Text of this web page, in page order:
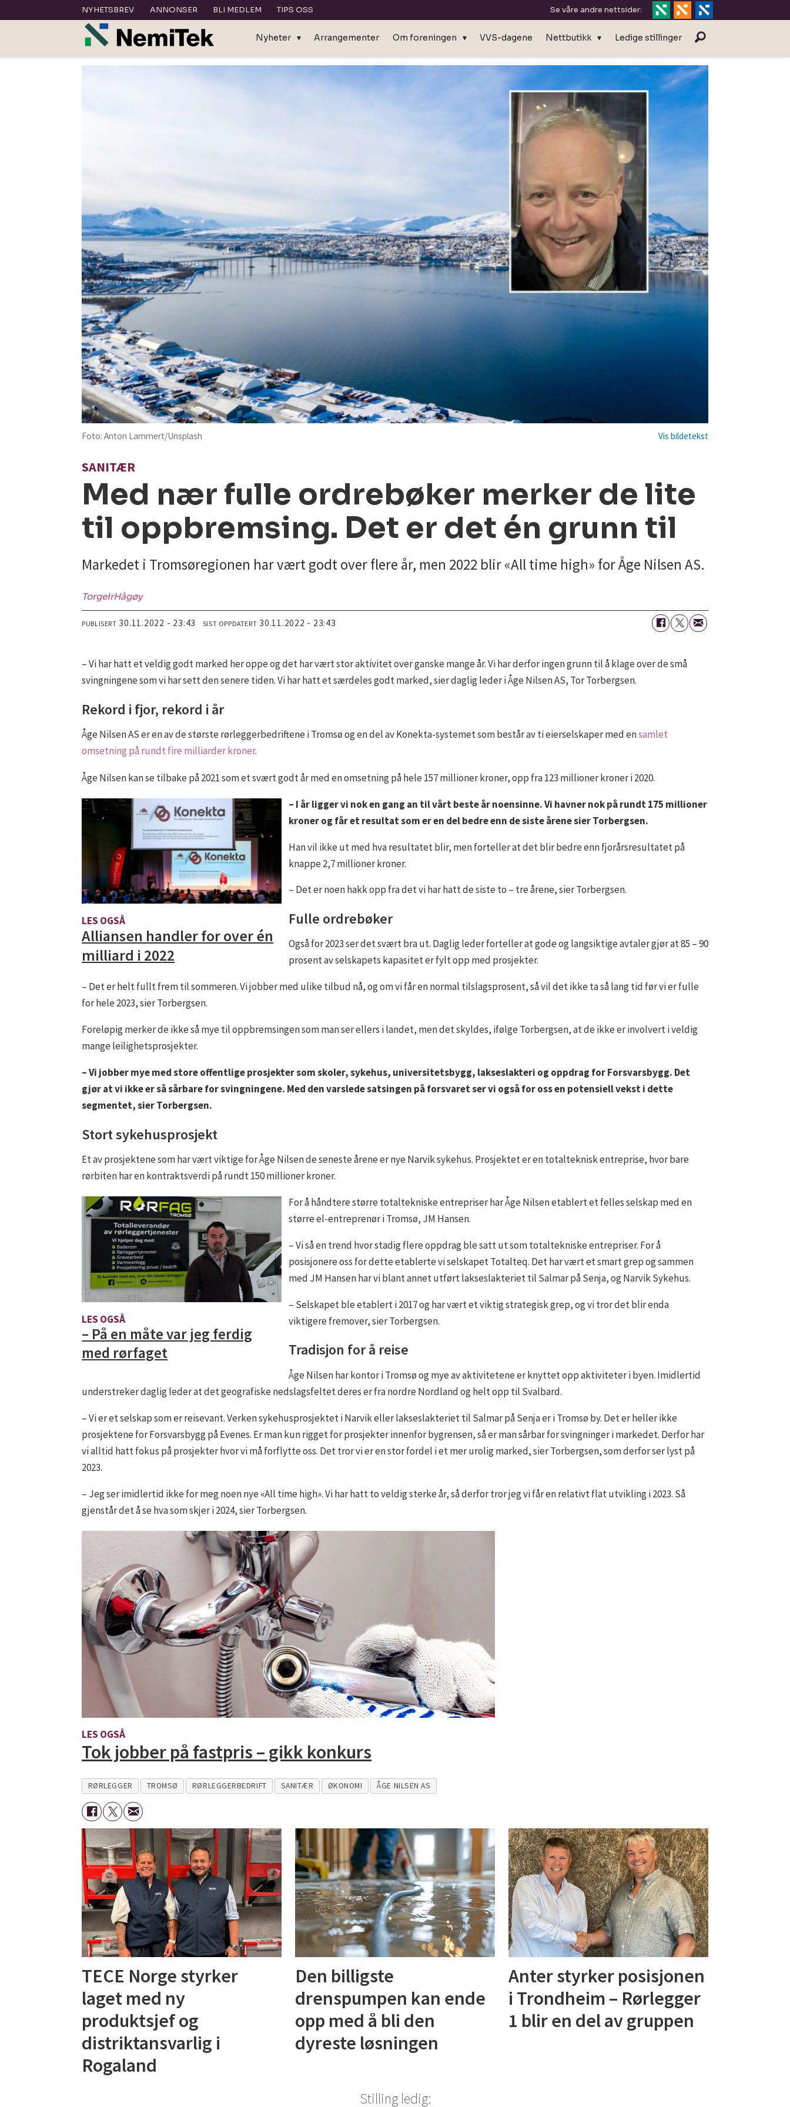
NYHETSBREV ANNONSER BLI MEDLEM TIPS OSS Se våre andre nettsider:
Nyheter Arrangementer Om foreningen VVS-dagene Nettbutikk Ledige stillinger
Foto: Anton Lammert/Unsplash
SANITÆR
Med nær fulle ordrebøker merker de lite
til oppbremsing. Det er det én grunn til
Markedet i Tromsøregionen har vært godt over flere år, men 2022 blir «All time high» for Åge Nilsen AS.
TorgeirHågøy
PUBLISERT 30.11.2022 - 23:43 SIST OPPDATERT 30.11.2022 - 23:43
– Vi har hatt et veldig godt marked her oppe og det har vært stor aktivitet over ganske mange år. Vi har derfor ingen grunn til å klage over de små
svingningene som vi har sett den senere tiden. Vi har hatt et særdeles godt marked, sier daglig leder i Åge Nilsen AS, Tor Torbergsen.
Rekord i fjor, rekord i år
Åge Nilsen AS er en av de største rørleggerbedriftene i Tromsø og en del av Konekta-systemet som består av ti eierselskaper med ensamlet
omsetning på rundt fire milliarder kroner.
Åge Nilsen kan se tilbake på 2021 som et svært godt år med en omsetning på hele 157 millioner kroner, opp fra 123 millioner kroner i 2020.
LES OGSÅ
Alliansen handler for over én
milliard i 2022
– I år ligger vi nok en gang an til vårt beste år noensinne. Vi havner nok på rundt 175 millioner
kroner og får et resultat som er en del bedre enn de siste årene sier Torbergsen.
Han vil ikke ut med hva resultatet blir, men forteller at det blir bedre enn fjorårsresultatet på
knappe 2,7 millioner kroner.
– Det er noen hakk opp fra det vi har hatt de siste to – tre årene, sier Torbergsen.
Fulle ordrebøker
Også for 2023 ser det svært bra ut. Daglig leder forteller at gode og langsiktige avtaler gjør at 85 – 90
prosent av selskapets kapasitet er fylt opp med prosjekter.
– Det er helt fullt frem til sommeren. Vi jobber med ulike tilbud nå, og om vi får en normal tilslagsprosent, så vil det ikke ta så lang tid før vi er fulle
for hele 2023, sier Torbergsen.
Foreløpig merker de ikke så mye til oppbremsingen som man ser ellers i landet, men det skyldes, ifølge Torbergsen, at de ikke er involvert i veldig
mange leilighetsprosjekter.
– Vi jobber mye med store offentlige prosjekter som skoler, sykehus, universitetsbygg, lakseslakteri og oppdrag for Forsvarsbygg. Det
gjør at vi ikke er så sårbare for svingningene. Med den varslede satsingen på forsvaret ser vi også for oss en potensiell vekst i dette
segmentet, sier Torbergsen.
Stort sykehusprosjekt
Et av prosjektene som har vært viktige for Åge Nilsen de seneste årene er nye Narvik sykehus. Prosjektet er en totalteknisk entreprise, hvor bare
rørbiten har en kontraktsverdi på rundt 150 millioner kroner.
LES OGSÅ
– På en måte var jeg ferdig
med rørfaget
For å håndtere større totaltekniske entrepriser har Åge Nilsen etablert et felles selskap med en
større el-entreprenør i Tromsø, JM Hansen.
– Vi så en trend hvor stadig flere oppdrag ble satt ut som totaltekniske entrepriser. For å
posisjonere oss for dette etablerte vi selskapet Totalteq. Det har vært et smart grep og sammen
med JM Hansen har vi blant annet utført lakseslakteriet til Salmar på Senja, og Narvik Sykehus.
– Selskapet ble etablert i 2017 og har vært et viktig strategisk grep, og vi tror det blir enda
viktigere fremover, sier Torbergsen.
Tradisjon for å reise
Åge Nilsen har kontor i Tromsø og mye av aktivitetene er knyttet opp aktiviteter i byen. Imidlertid
understreker daglig leder at det geografiske nedslagsfeltet deres er fra nordre Nordland og helt opp til Svalbard.
– Vi er et selskap som er reisevant. Verken sykehusprosjektet i Narvik eller lakseslakteriet til Salmar på Senja er i Tromsø by. Det er heller ikke
prosjektene for Forsvarsbygg på Evenes. Er man kun rigget for prosjekter innenfor bygrensen, så er man sårbar for svingninger i markedet. Derfor har
vi alltid hatt fokus på prosjekter hvor vi må forflytte oss. Det tror vi er en stor fordel i et mer urolig marked, sier Torbergsen, som derfor ser lyst på
2023.
– Jeg ser imidlertid ikke for meg noen nye «All time high». Vi har hatt to veldig sterke år, så derfor tror jeg vi får en relativt flat utvikling i 2023. Så
gjenstår det å se hva som skjer i 2024, sier Torbergsen.
LES OGSÅ
Tok jobber på fastpris – gikk konkurs
RØRLEGGER TROMSØ RØRLEGGERBEDRIFT SANITÆR ØKONOMI ÅGE NILSEN AS
TECE Norge styrker
laget med ny
produktsjef og
distriktansvarlig i
Rogaland
Den billigste
drenspumpen kan ende
opp med å bli den
dyreste løsningen
Anter styrker posisjonen
i Trondheim – Rørlegger
1 blir en del av gruppen
Stilling ledig: